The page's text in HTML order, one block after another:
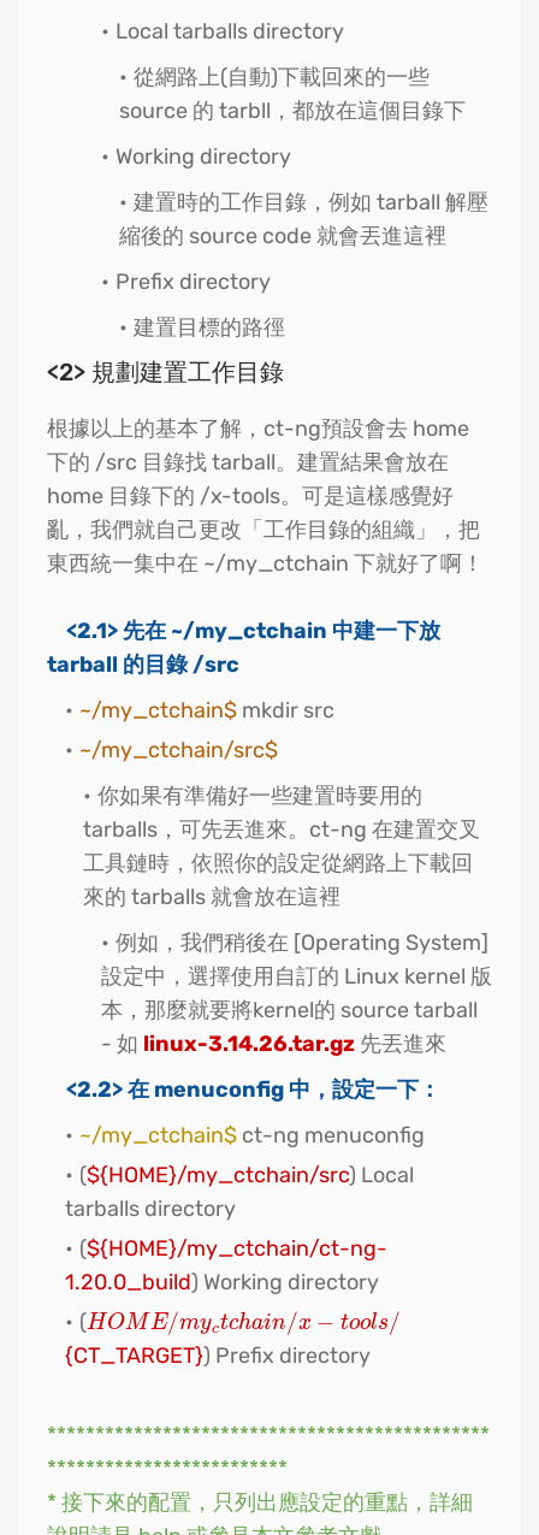
Local tarballs directory
從網路上(自動)下載回來的一些
source 的 tarbll，都放在這個目錄下
Working directory
建置時的工作目錄，例如 tarball 解壓
縮後的 source code 就會丟進這裡
Prefix directory
建置目標的路徑
<2> 規劃建置工作目錄
根據以上的基本了解，ct-ng預設會去 home
下的 /src 目錄找 tarball。建置結果會放在
home 目錄下的 /x-tools。可是這樣感覺好
亂，我們就自己更改「工作目錄的組織」，把
東西統一集中在 ~/my_ctchain 下就好了啊！
<2.1> 先在 ~/my_ctchain 中建一下放
tarball 的目錄 /src
~/my_ctchain$ mkdir src
~/my_ctchain/src$
你如果有準備好一些建置時要用的
tarballs，可先丟進來。ct-ng 在建置交叉
工具鏈時，依照你的設定從網路上下載回
來的 tarballs 就會放在這裡
例如，我們稍後在 [Operating System]
設定中，選擇使用自訂的 Linux kernel 版
本，那麼就要將kernel的 source tarball
- 如 linux-3.14.26.tar.gz 先丟進來
<2.2> 在 menuconfig 中，設定一下：
~/my_ctchain$ ct-ng menuconfig
(${HOME}/my_ctchain/src) Local
tarballs directory
(${HOME}/my_ctchain/ct-ng-
1.20.0_build) Working directory
(HOME/myctchain/x − tools/
HOME/myctchain/x−too s/
{CT_TARGET}) Prefix directory
**********************************************
*************************
* 接下來的配置，只列出應設定的重點，詳細